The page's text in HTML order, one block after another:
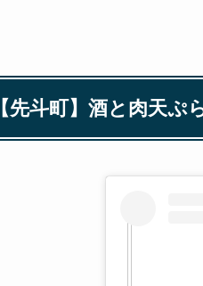
【先斗町】酒と肉天ぷ